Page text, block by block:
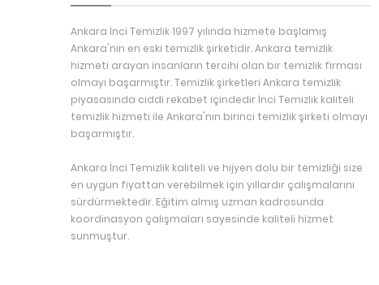
Ankara İnci Temizlik 1997 yılında hizmete başlamış
Ankara'nın en eski temizlik şirketidir. Ankara temizlik
hizmeti arayan insanların tercihi olan bir temizlik firması
olmayı başarmıştır. Temizlik şirketleri Ankara temizlik
piyasasında ciddi rekabet içindedir İnci Temizlik kaliteli
temizlik hizmeti ile Ankara'nın birinci temizlik şirketi olmayı
başarmıştır.
Ankara İnci Temizlik kaliteli ve hijyen dolu bir temizliği size
en uygun fiyattan verebilmek için yıllardır çalışmalarını
sürdürmektedir. Eğitim almış uzman kadrosunda
koordinasyon çalışmaları sayesinde kaliteli hizmet
sunmuştur.